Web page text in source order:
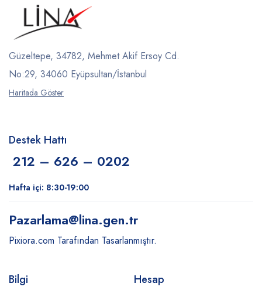
Güzeltepe, 34782, Mehmet Akif Ersoy Cd.
No:29, 34060 Eyüpsultan/İstanbul
Haritada Göster
Destek Hattı
212 – 626 – 0202
Hafta içi: 8:30-19:00
Pazarlama@lina.gen.tr
Pixiora.com Tarafından Tasarlanmıştır.
Bilgi Hesap